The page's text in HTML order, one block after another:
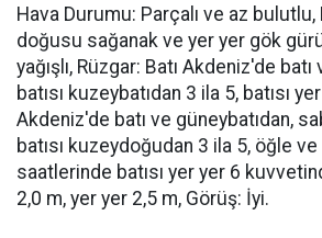
Hava Durumu: Parçalı ve az bulutlu,
doğusu sağanak ve yer yer gök
yağışlı, Rüzgar: Batı Akdeniz'de
batısı kuzeybatıdan 3 ila 5, batısı
Akdeniz'de batı ve güneybatıdan,
batısı kuzeydoğudan 3 ila 5, öğle
saatlerinde batısı yer yer 6
2,0 m, yer yer 2,5 m, Görüş: İyi.